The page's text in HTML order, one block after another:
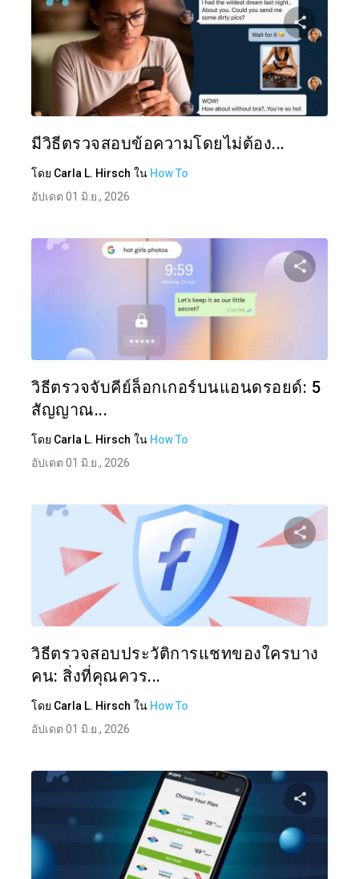
มีวิธีตรวจสอบข้อความโดยไม่ต้อง...
โดย Carla L. Hirsch ใน How To
อัปเดต 01 มิ.ย., 2026
วิธีตรวจจับคีย์ล็อกเกอร์บนแอนดรอยด์: 5
สัญญาณ...
โดย Carla L. Hirsch ใน How To
อัปเดต 01 มิ.ย., 2026
วิธีตรวจสอบประวัติการแชทของใครบาง
คน: สิ่งที่คุณควร...
โดย Carla L. Hirsch ใน How To
อัปเดต 01 มิ.ย., 2026